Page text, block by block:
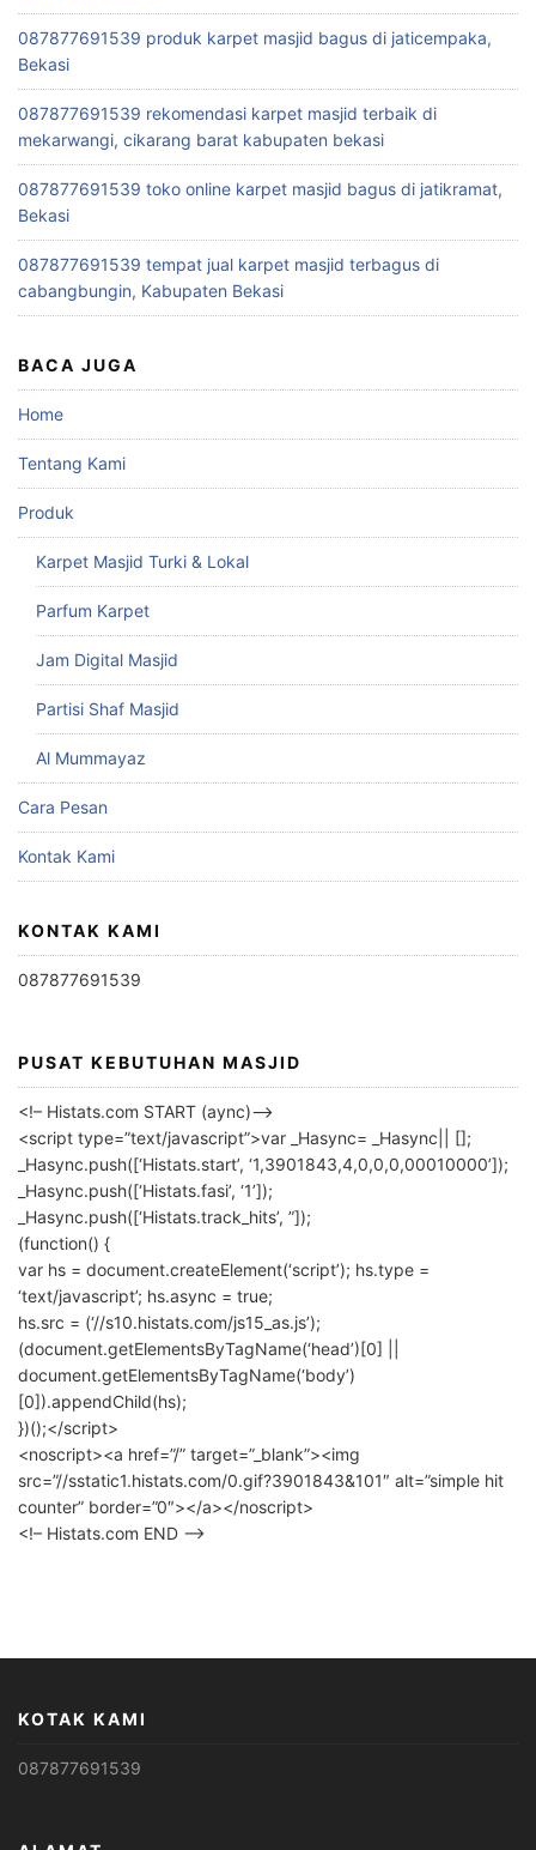
087877691539 produk karpet masjid bagus di jaticempaka,
Bekasi
087877691539 rekomendasi karpet masjid terbaik di
mekarwangi, cikarang barat kabupaten bekasi
087877691539 toko online karpet masjid bagus di jatikramat,
Bekasi
087877691539 tempat jual karpet masjid terbagus di
cabangbungin, Kabupaten Bekasi
BACA JUGA
Home
Tentang Kami
Produk
Karpet Masjid Turki & Lokal
Parfum Karpet
Jam Digital Masjid
Partisi Shaf Masjid
Al Mummayaz
Cara Pesan
Kontak Kami
KONTAK KAMI
087877691539
PUSAT KEBUTUHAN MASJID
<!– Histats.com START (aync)–>
<script type=”text/javascript”>var _Hasync= _Hasync|| [];
_Hasync.push([‘Histats.start’, ‘1,3901843,4,0,0,0,00010000’]);
_Hasync.push([‘Histats.fasi’, ‘1’]);
_Hasync.push([‘Histats.track_hits’, ”]);
(function() {
var hs = document.createElement(‘script’); hs.type =
‘text/javascript’; hs.async = true;
hs.src = (‘//s10.histats.com/js15_as.js’);
(document.getElementsByTagName(‘head’)[0] ||
document.getElementsByTagName(‘body’)
[0]).appendChild(hs);
})();</script>
<noscript><a href=”/” target=”_blank”><img
src=”//sstatic1.histats.com/0.gif?3901843&101″ alt=”simple hit
counter” border=”0″></a></noscript>
<!– Histats.com END –>
KOTAK KAMI
087877691539